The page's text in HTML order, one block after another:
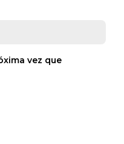
vez que